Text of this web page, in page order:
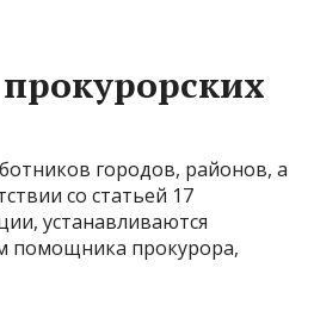
городов, районов, а
со статьей 17
устанавливаются
помощника прокурора,